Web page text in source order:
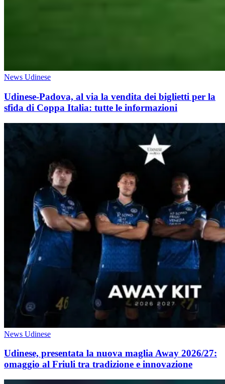
News Udinese
Udinese-Padova, al via la vendita dei biglietti per la
sfida di Coppa Italia: tutte le informazioni
News Udinese
Udinese, presentata la nuova maglia Away 2026/27:
omaggio al Friuli tra tradizione e innovazione